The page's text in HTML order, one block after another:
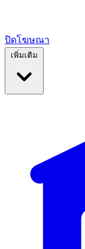
ปิดโฆษณา
เพิ่มเติม